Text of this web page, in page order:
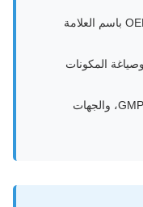
متاحة لخدمات OEM / ODM باسم العلامة
المكونات
اختبارات GMP، HACCP، ISO، والجهات